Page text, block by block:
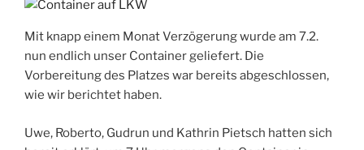
Mit knapp einem Monat Verzögerung wurde am 7.2.
nun endlich unser Container geliefert. Die
Vorbereitung des Platzes war bereits abgeschlossen,
wie wir berichtet haben.
Uwe, Roberto, Gudrun und Kathrin Pietsch hatten sich